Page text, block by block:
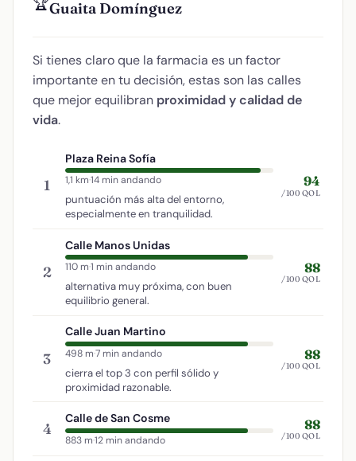
Guaita Domínguez
Si tienes claro que la farmacia es un factor
importante en tu decisión, estas son las calles
que mejor equilibran proximidad y calidad de
vida.
1
Plaza Reina Sofía
1,1 km·14 min andando
puntuación más alta del entorno,
especialmente en tranquilidad.
94
/100 QOL
2
Calle Manos Unidas
110 m·1 min andando
alternativa muy próxima, con buen
equilibrio general.
88
/100 QOL
3
Calle Juan Martino
498 m·7 min andando
cierra el top 3 con perfil sólido y
proximidad razonable.
88
/100 QOL
4
Calle de San Cosme
883 m·12 min andando
88
/100 QOL